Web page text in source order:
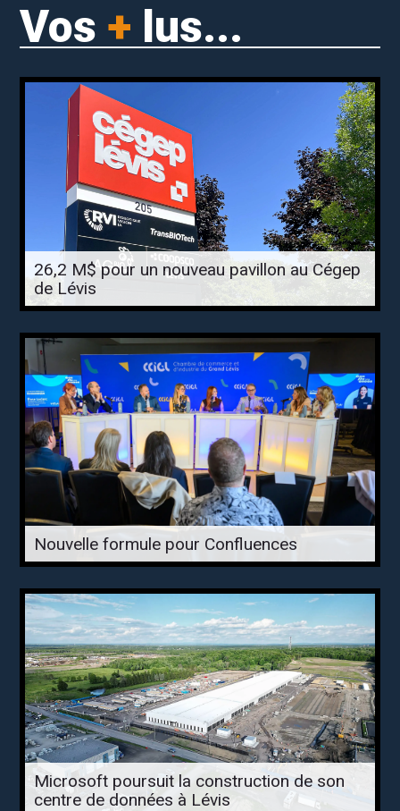
Vos + lus...
26,2 M$ pour un nouveau pavillon au Cégep
de Lévis
Nouvelle formule pour Confluences
Microsoft poursuit la construction de son
centre de données à Lévis